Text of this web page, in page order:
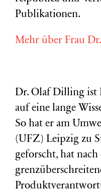
Publikationen.
Mehr über Frau
Dr. Olaf Dilling ist
auf eine lange
So hat er am
(UFZ) Leipzig zu
geforscht, hat